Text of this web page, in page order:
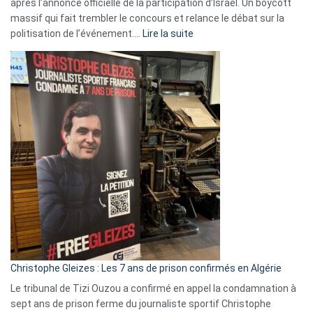
après l’annonce officielle de la participation d’Israël. Un boycott
massif qui fait trembler le concours et relance le débat sur la
politisation de l’événement.…
Lire la suite
Eurovision
2026
:
Pays-
Bas,
Espagne,
Irlande
et
Slovénie
rejettent
la
présence
d’Israël
Christophe Gleizes : Les 7 ans de prison confirmés en Algérie
Le tribunal de Tizi Ouzou a confirmé en appel la condamnation à
sept ans de prison ferme du journaliste sportif Christophe